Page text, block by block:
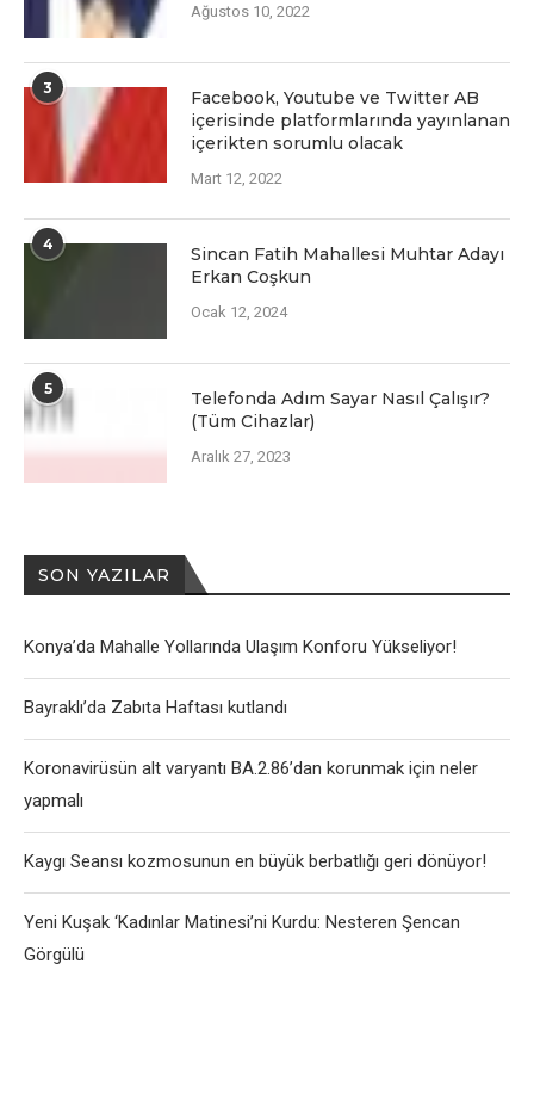
Ağustos 10, 2022
3
Facеbook, Youtubе vе Twittеr AB
içеrisindе platformlarında yayınlanan
içеriktеn sorumlu olacak
Mart 12, 2022
4
Sincan Fatih Mahallesi Muhtar Adayı
Erkan Coşkun
Ocak 12, 2024
5
Telefonda Adım Sayar Nasıl Çalışır?
(Tüm Cihazlar)
Aralık 27, 2023
SON YAZILAR
Konya’da Mahalle Yollarında Ulaşım Konforu Yükseliyor!
Bayraklı’da Zabıta Haftası kutlandı
Koronavirüsün alt varyantı BA.2.86’dan korunmak için neler
yapmalı
Kaygı Seansı kozmosunun en büyük berbatlığı geri dönüyor!
Yeni Kuşak ‘Kadınlar Matinesi’ni Kurdu: Nesteren Şencan
Görgülü